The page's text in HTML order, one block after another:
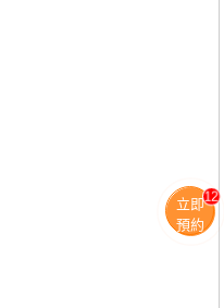
立即
預約
12